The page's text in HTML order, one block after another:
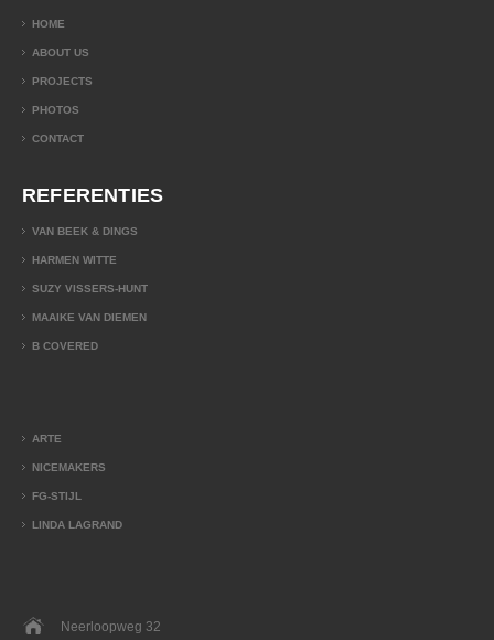
HOME
ABOUT US
PROJECTS
PHOTOS
CONTACT
REFERENTIES
VAN BEEK & DINGS
HARMEN WITTE
SUZY VISSERS-HUNT
MAAIKE VAN DIEMEN
B COVERED
ARTE
NICEMAKERS
FG-STIJL
LINDA LAGRAND
Neerloopweg 32